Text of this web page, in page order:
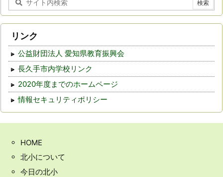
リンク
公益財団法人 愛知県教育振興会
長久手市内学校リンク
2020年度までのホームページ
情報セキュリティポリシー
HOME
北小について
今日の北小